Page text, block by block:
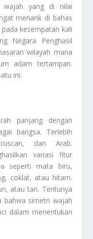
wajah yang di nilai
menarik di bahas
kesempatan kali
Negara Penghasil
wilayah mana
adam tertampan.
ini.
panjang dengan
bangsa. Terlebih
dan Arab.
variasi fitur
seperti mata biru,
coklat, atau hitam.
atau tan. Tentunya
bahwa simetri wajah
dalam menentukan